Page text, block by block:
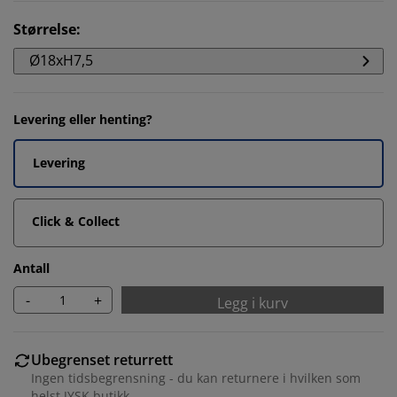
Størrelse:
Ø18xH7,5
Levering eller henting?
Levering
Click & Collect
Antall
- + Legg i kurv
Ubegrenset returrett
Ingen tidsbegrensning - du kan returnere i hvilken som